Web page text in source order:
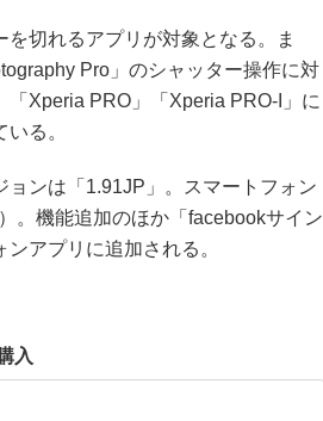
切れるアプリが対象となる。ま
Pro」のシャッター操作に対
「Xperia PRO」「Xperia PRO-I」に
る。
ンは「1.91JP」。スマートフォン
。機能追加のほか「facebookサイン
アプリに追加される。
入